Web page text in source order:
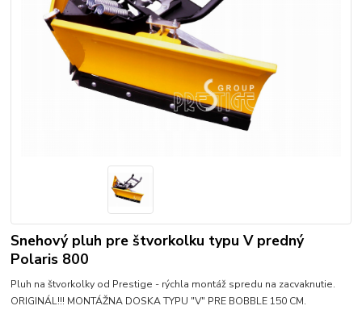
Snehový pluh pre štvorkolku typu V predný
Polaris 800
Pluh na štvorkolky od Prestige - rýchla montáž spredu na zacvaknutie.
ORIGINÁL!!! MONTÁŽNA DOSKA TYPU "V" PRE BOBBLE 150 CM.